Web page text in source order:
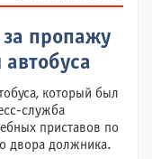
за пропажу
автобуса
который был
служба
приставов по
двора должника.